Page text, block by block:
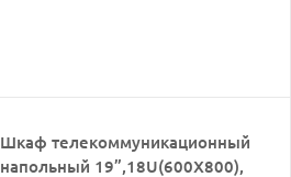
Шкаф телекоммуникационный
напольный 19”,18U(600X800),